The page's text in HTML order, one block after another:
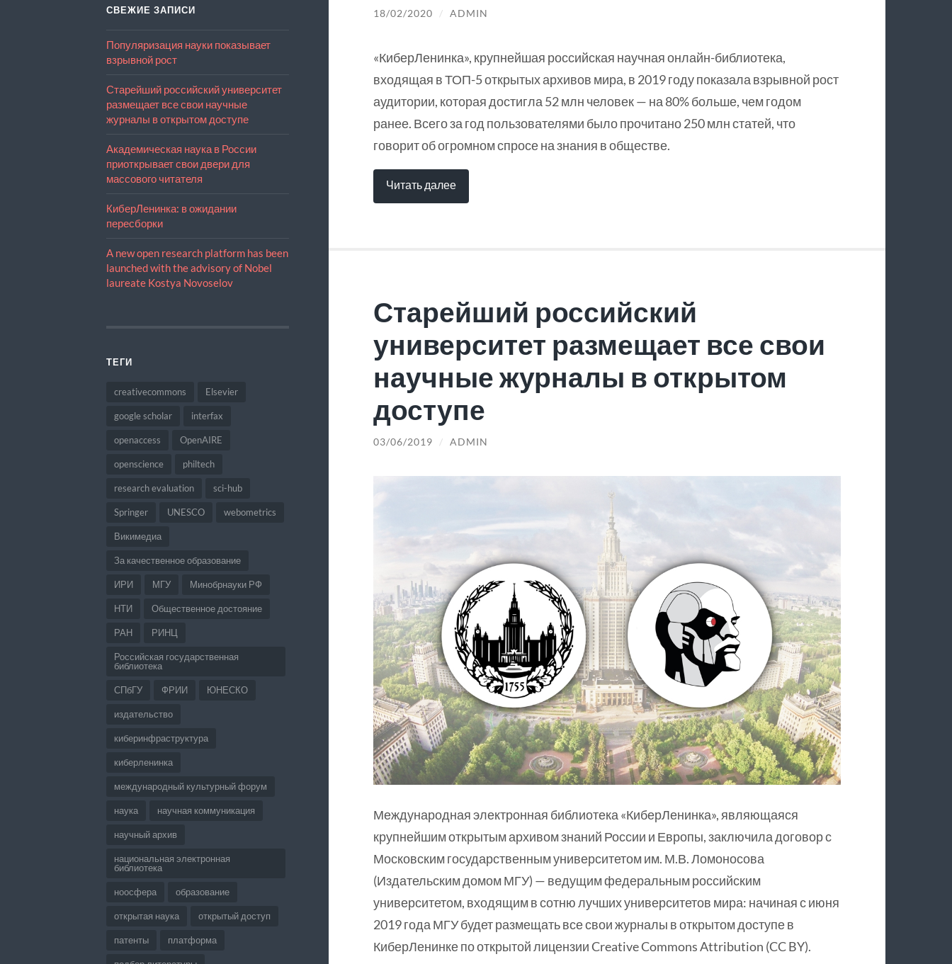
СВЕЖИЕ ЗАПИСИ
Популяризация науки показывает
взрывной рост
Старейший российский университет
размещает все свои научные
журналы в открытом доступе
Академическая наука в России
приоткрывает свои двери для
массового читателя
КиберЛенинка: в ожидании
пересборки
A new open research platform has been
launched with the advisory of Nobel
laureate Kostya Novoselov
ТЕГИ
creativecommons Elsevier
google scholar interfax
openaccess OpenAIRE
openscience philtech
research evaluation sci-hub
Springer UNESCO webometrics
Викимедиа
За качественное образование
ИРИ МГУ Минобрнауки РФ
НТИ Общественное достояние
РАН РИНЦ
Российская государственная
библиотека
СПбГУ ФРИИ ЮНЕСКО
издательство
киберинфраструктура
киберленинка
международный культурный форум
наука научная коммуникация
научный архив
национальная электронная
библиотека
ноосфера образование
открытая наука открытый доступ
патенты платформа
18/02/2020 / ADMIN
«КиберЛенинка», крупнейшая российская научная онлайн-библиотека,
входящая в ТОП-5 открытых архивов мира, в 2019 году показала взрывной рост
аудитории, которая достигла 52 млн человек — на 80% больше, чем годом
ранее. Всего за год пользователями было прочитано 250 млн статей, что
говорит об огромном спросе на знания в обществе.
Читать далее
Старейший российский
университет размещает все свои
научные журналы в открытом
доступе
03/06/2019 / ADMIN
Международная электронная библиотека «КиберЛенинка», являющаяся
крупнейшим открытым архивом знаний России и Европы, заключила договор с
Московским государственным университетом им. М.В. Ломоносова
(Издательским домом МГУ) — ведущим федеральным российским
университетом, входящим в сотню лучших университетов мира: начиная с июня
2019 года МГУ будет размещать все свои журналы в открытом доступе в
КиберЛенинке по открытой лицензии Creative Commons Attribution (CC BY).